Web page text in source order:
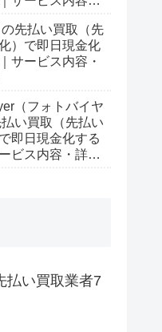
先払い買取（先
）で即日現金化
サービス内容・
（フォトバイヤ
い買取（先払い
即日現金化する
ビス内容・詳細
払い買取業者7